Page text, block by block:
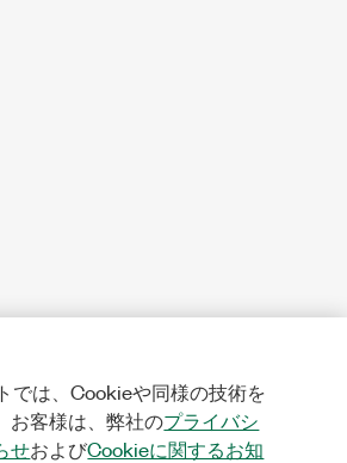
では、Cookieや同様の技術を
お客様は、弊社のプライバシ
せおよびCookieに関するお知